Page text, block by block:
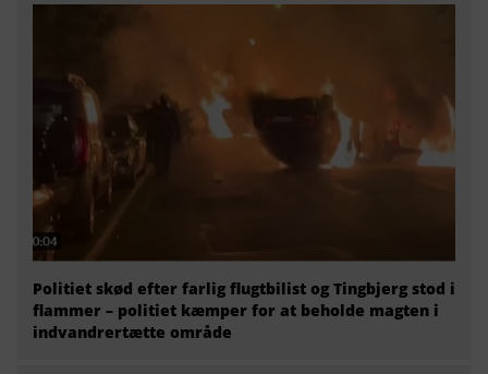
Politiet skød efter farlig flugtbilist og Tingbjerg stod i
flammer – politiet kæmper for at beholde magten i
indvandrertætte område